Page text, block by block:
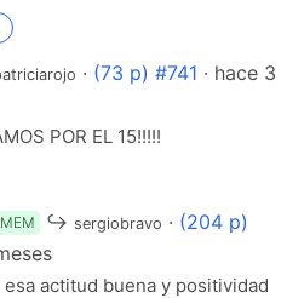
· (73 p) #741 · hace 3
POR EL 15!!!!!
MEM ↪sergiobravo · (204 p)
esa actitud buena y positividad